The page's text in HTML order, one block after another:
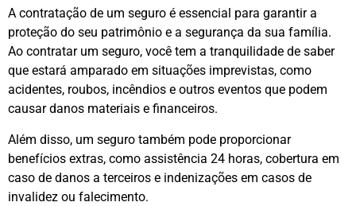
A contratação de um seguro é essencial para garantir a
proteção do seu patrimônio e a segurança da sua família.
Ao contratar um seguro, você tem a tranquilidade de saber
que estará amparado em situações imprevistas, como
acidentes, roubos, incêndios e outros eventos que podem
causar danos materiais e financeiros.
Além disso, um seguro também pode proporcionar
benefícios extras, como assistência 24 horas, cobertura em
caso de danos a terceiros e indenizações em casos de
invalidez ou falecimento.